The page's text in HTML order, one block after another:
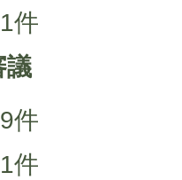
件
議
件
件